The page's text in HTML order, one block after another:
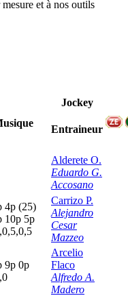
et à nos outils
Jockey
Entraineur
Alderete O.
Eduardo G.
Accosano
4p (25)
10p 5p
Carrizo P.
Alejandro
Cesar
Mazzeo
9p 0p
Arcelio
Flaco
Alfredo A.
Madero